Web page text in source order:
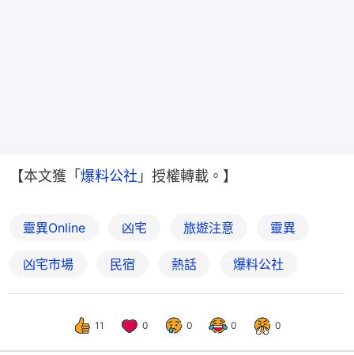
【本文獲「爆料公社 」授權轉載。】
靈異Online 凶宅 旅遊注意 靈異
凶宅市場 民宿 熱話 爆料公社
11 0 0 0 0